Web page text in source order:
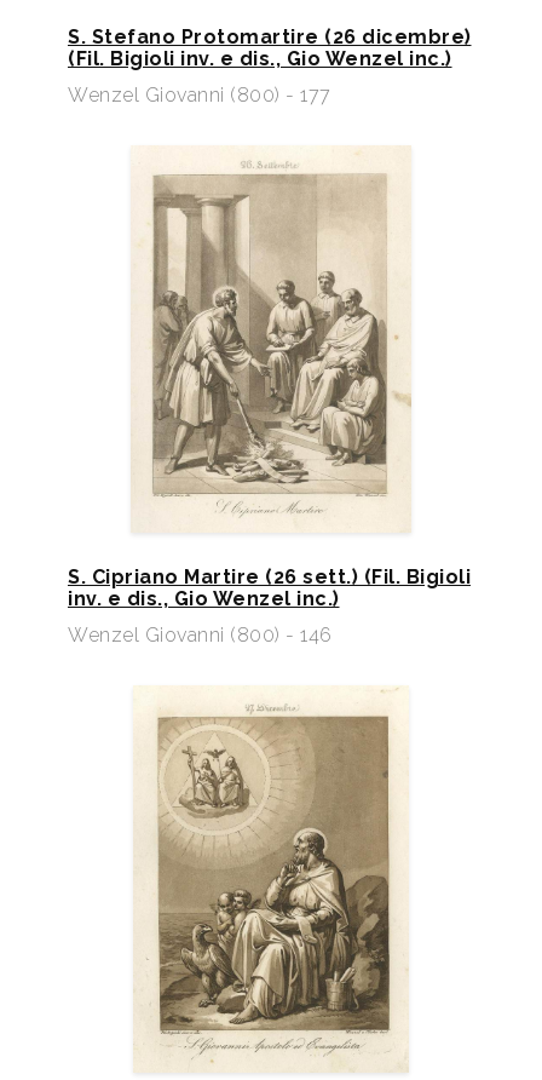
S. Stefano Protomartire (26 dicembre)
(Fil. Bigioli inv. e dis., Gio Wenzel inc.)​
Wenzel Giovanni (800) - 177
S. Cipriano Martire (26 sett.) (Fil. Bigioli
inv. e dis., Gio Wenzel inc.)
Wenzel Giovanni (800) - 146